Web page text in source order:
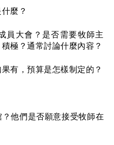
麼？
員大會？是否需要牧師主
極？通常討論什麼內容？
有，預算是怎樣制定的？
他們是否願意接受牧師在